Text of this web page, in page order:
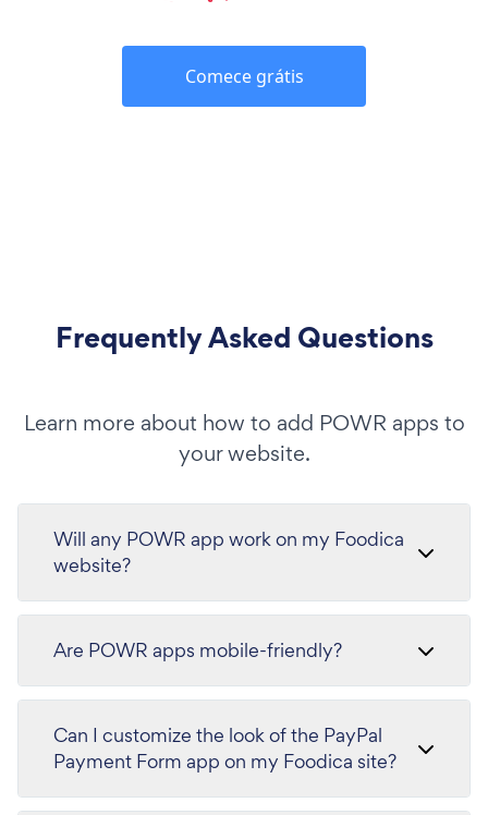
Comece grátis
Frequently Asked Questions
Learn more about how to add POWR apps to
your website.
Will any POWR app work on my Foodica
website?
Are POWR apps mobile-friendly?
Can I customize the look of the PayPal
Payment Form app on my Foodica site?